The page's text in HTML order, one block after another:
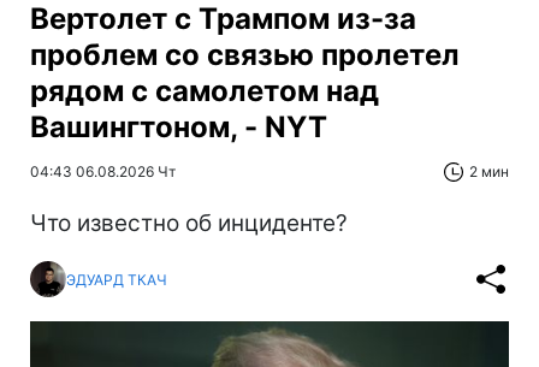
Вертолет с Трампом из-за
проблем со связью пролетел
рядом с самолетом над
Вашингтоном, - NYT
04:43 06.08.2026 Чт 2 мин
Что известно об инциденте?
ЭДУАРД ТКАЧ